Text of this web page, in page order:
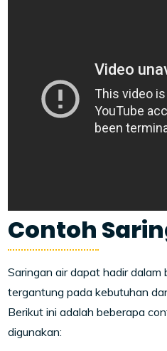
Contoh
Saringan air dapat hadir dalam
tergantung pada kebutuhan
Berikut ini adalah beberapa
digunakan: